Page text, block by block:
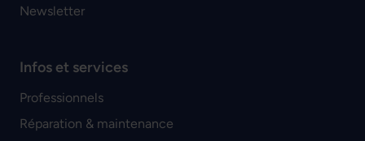
Newsletter
Infos et services
Professionnels
Réparation & maintenance